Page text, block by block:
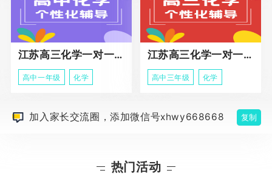
江苏高三化学一对一个性化辅导
高中一年级 化学
江苏高三化学一对一冲刺辅导课程
高中三年级 化学
加入家长交流圈，添加微信号xhwy668668 复制
热门活动